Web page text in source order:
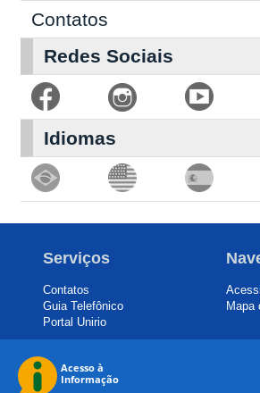
Contatos
Redes Sociais
Idiomas
Serviços
Contatos
Guia Telefônico
Portal Unirio
Mapa